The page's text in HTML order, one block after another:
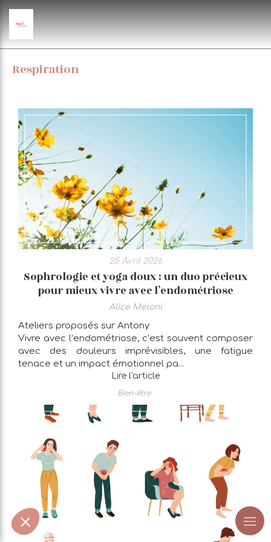
Respiration
25 Avril 2026
Sophrologie et yoga doux : un duo précieux
pour mieux vivre avec l’endométriose
Alice Meloni
Ateliers proposés sur Antony
Vivre avec l’endométriose, c’est souvent composer
avec des douleurs imprévisibles, une fatigue
tenace et un impact émotionnel pa...
Lire l'article
Bien-être